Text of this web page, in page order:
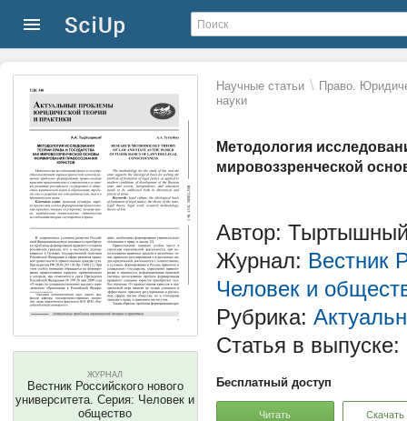
Научные статьи \ Право.
науки
Методология
мировоззренческой
ЖУРНАЛ
Вестник Российского нового
университета. Серия: Человек и
общество
Автор:
Журнал: Вестник
Человек и
Рубрика:
Статья в выпуске:
Бесплатный доступ
Читать Скачать